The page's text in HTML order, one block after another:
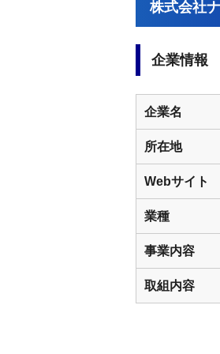
株式会社
企業情報
企業名
所在地
Webサイト
業種
事業内容
取組内容